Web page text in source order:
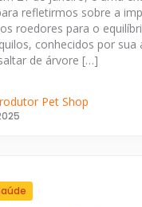
refletirmos sobre a
roedores para o
conhecidos por sua
de árvore […]
Pet Shop